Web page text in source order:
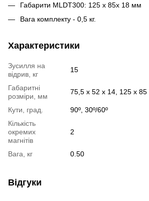
Габарити MLDT300: 125 х 85х 18 мм
Вага комплекту - 0,5 кг.
Характеристики
Зусилля на
відрив, кг
15
Габаритні
розміри, мм
75,5 х 52 х 14, 125 х 85
Кути, град.
90º, 30º/60º
Кількість
окремих
магнітів
2
Вага, кг 0.50
Відгуки